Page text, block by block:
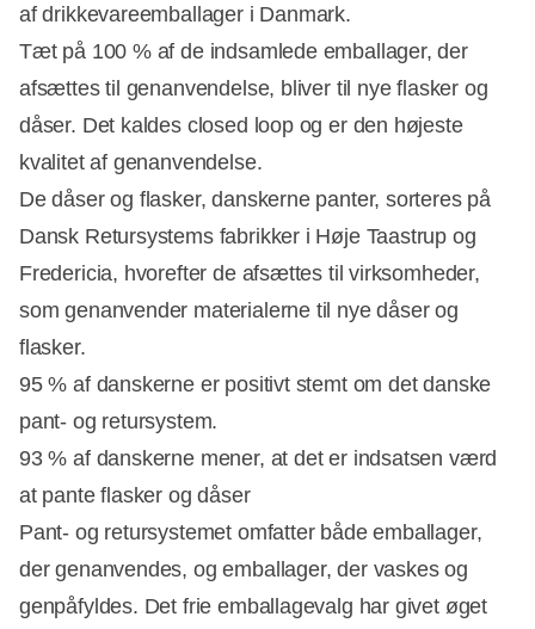
af drikkevareemballager i Danmark.
Tæt på 100 % af de indsamlede emballager, der
afsættes til genanvendelse, bliver til nye flasker og
dåser. Det kaldes closed loop og er den højeste
kvalitet af genanvendelse.
De dåser og flasker, danskerne panter, sorteres på
Dansk Retursystems fabrikker i Høje Taastrup og
Fredericia, hvorefter de afsættes til virksomheder,
som genanvender materialerne til nye dåser og
flasker.
95 % af danskerne er positivt stemt om det danske
pant- og retursystem.
93 % af danskerne mener, at det er indsatsen værd
at pante flasker og dåser
Pant- og retursystemet omfatter både emballager,
der genanvendes, og emballager, der vaskes og
genpåfyldes. Det frie emballagevalg har givet øget